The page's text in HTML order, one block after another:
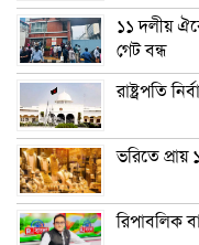
১১ দলীয়
গেট বন্ধ
রাষ্ট্রপতি
ভরিতে প্রায়
রিপাবলিক